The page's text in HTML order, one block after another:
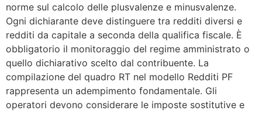
norme sul calcolo delle plusvalenze e minusvalenze.
Ogni dichiarante deve distinguere tra redditi diversi e
redditi da capitale a seconda della qualifica fiscale. È
obbligatorio il monitoraggio del regime amministrato o
quello dichiarativo scelto dal contribuente. La
compilazione del quadro RT nel modello Redditi PF
rappresenta un adempimento fondamentale. Gli
operatori devono considerare le imposte sostitutive e